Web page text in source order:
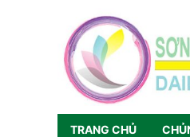
TRANG CHỦ